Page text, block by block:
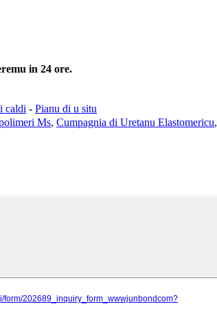
in 24 ore.
caldi - Pianu di u situ
Ms, Cumpagnia di Uretanu Elastomericu,